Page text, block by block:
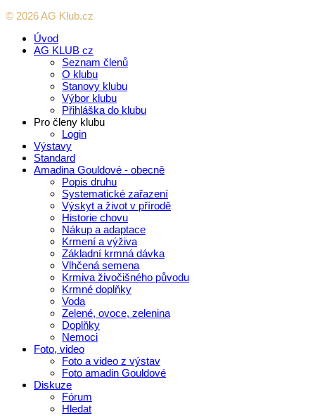
© 2026 AG Klub.cz
Úvod
AG KLUB cz
Seznam členů
O klubu
Stanovy klubu
Výbor klubu
Přihláška do klubu
Pro členy klubu
Login
Výstavy
Standard
Amadina Gouldové - obecně
Popis druhu
Systematické zařazení
Výskyt a život v přírodě
Historie chovu
Nákup a adaptace
Krmení a výživa
Základní krmná dávka
Vlhčená semena
Krmiva živočišného původu
Krmné doplňky
Voda
Zelené, ovoce, zelenina
Doplňky
Nemoci
Foto, video
Foto a video z výstav
Foto amadin Gouldové
Diskuze
Fórum
Hledat